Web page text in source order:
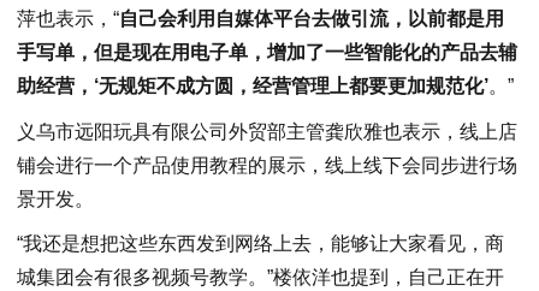
萍也表示，“自己会利用自媒体平台去做引流，以前都是用
手写单，但是现在用电子单，增加了一些智能化的产品去辅
助经营，‘无规矩不成方圆，经营管理上都要更加规范化’。”
义乌市远阳玩具有限公司外贸部主管龚欣雅也表示，线上店
铺会进行一个产品使用教程的展示，线上线下会同步进行场
景开发。
“我还是想把这些东西发到网络上去，能够让大家看见，商
城集团会有很多视频号教学。”楼依洋也提到，自己正在开